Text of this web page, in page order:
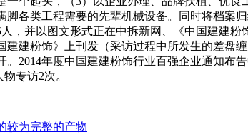
脚各类工程需要的先辈机械设备。同时将档
，并以图文形式正在中拆新网、《中国建建
建建粉饰》上刊发（采访过程中所发生的差
。2014年度中国建建粉饰行业百强企业通知
专访2次。
较为完整的产物